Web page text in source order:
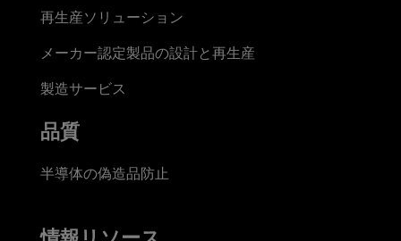
再生産ソリューション
メーカー認定製品の設計と再生産
製造サービス
品質
半導体の偽造品防止